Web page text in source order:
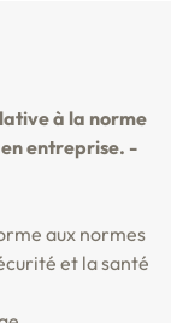
à la norme
entreprise. -
aux normes
et la santé